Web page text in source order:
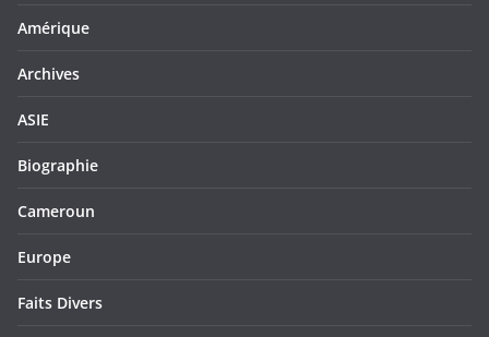
Amérique
Archives
ASIE
Biographie
Cameroun
Europe
Faits Divers